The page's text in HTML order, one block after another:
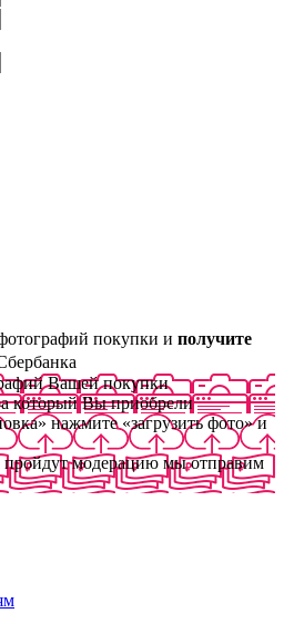
покупки и получите
Вашей покупки
который Вы приобрели
нажмите «загрузить фото» и
пройдут модерацию мы отправим